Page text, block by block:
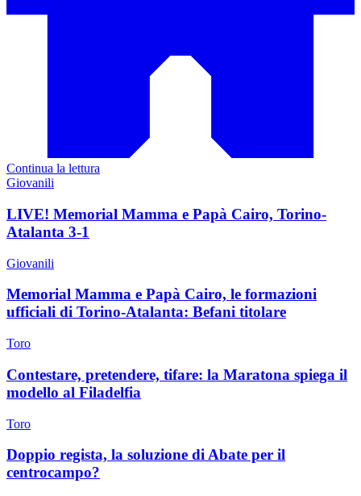
Continua la lettura
Giovanili
LIVE! Memorial Mamma e Papà Cairo, Torino-
Atalanta 3-1
Giovanili
Memorial Mamma e Papà Cairo, le formazioni
ufficiali di Torino-Atalanta: Befani titolare
Toro
Contestare, pretendere, tifare: la Maratona spiega il
modello al Filadelfia
Toro
Doppio regista, la soluzione di Abate per il
centrocampo?